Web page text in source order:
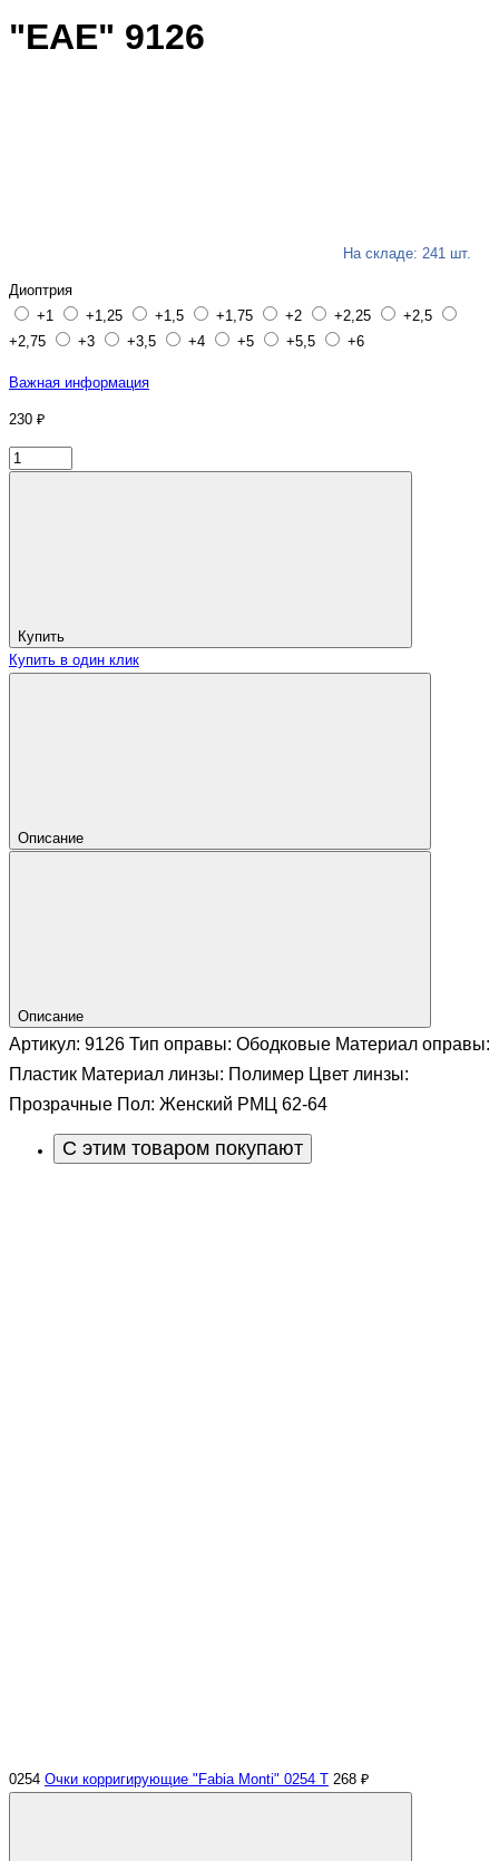
"ЕАЕ" 9126
На складе: 241 шт.
Диоптрия
+1
+1,25 +1,5 +1,75 +2 +2,25
+2,5
+2,75
+3 +3,5 +4 +5 +5,5 +6
Важная информация
230 ₽
Купить
Купить в один клик
Описание
Описание
Артикул: 9126 Тип оправы: Ободковые Материал оправы:
Пластик Материал линзы: Полимер Цвет линзы:
Прозрачные Пол: Женский РМЦ 62-64
С этим товаром покупают
0254 Очки корригирующие "Fabia Monti" 0254 Т 268 ₽